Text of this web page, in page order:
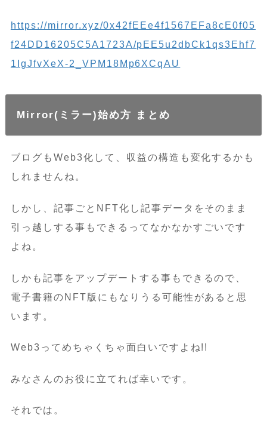
https://mirror.xyz/0x42fEEe4f1567EFa8cE0f05
f24DD16205C5A1723A/pEE5u2dbCk1qs3Ehf7
1IgJfvXeX-2_VPM18Mp6XCqAU
Mirror(ミラー)始め方 まとめ
ブログもWeb3化して、収益の構造も変化するかも
しれませんね。
しかし、記事ごとNFT化し記事データをそのまま
引っ越しする事もできるってなかなかすごいです
よね。
しかも記事をアップデートする事もできるので、
電子書籍のNFT版にもなりうる可能性があると思
います。
Web3ってめちゃくちゃ面白いですよね!!
みなさんのお役に立てれば幸いです。
それでは。